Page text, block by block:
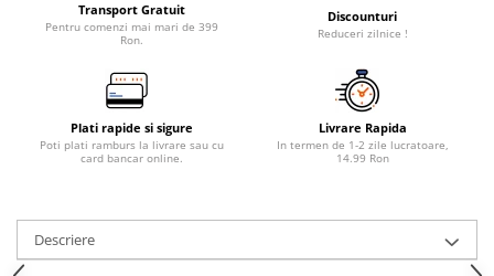
Transport Gratuit
Pentru comenzi mai mari de 399
Ron.
Discounturi
Reduceri zilnice !
Plati rapide si sigure
Poti plati ramburs la livrare sau cu
card bancar online.
Livrare Rapida
In termen de 1-2 zile lucratoare,
14.99 Ron
Descriere